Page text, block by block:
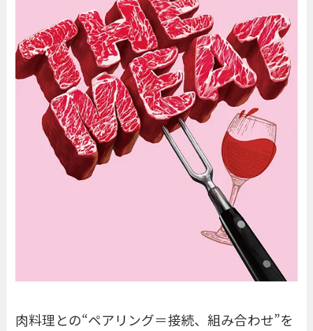
肉料理との“ペアリング＝接続、組み合わせ”を